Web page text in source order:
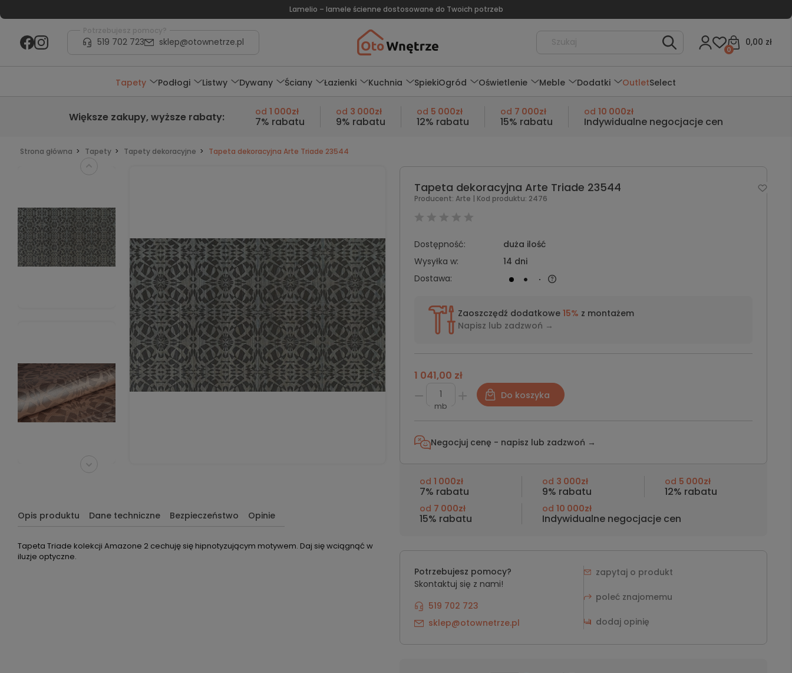
Lamelio – lamele ścienne dostosowane do Twoich potrzeb
Potrzebujesz pomocy?
519 702 723 sklep@otownetrze.pl 0,00 zł
0
Tapety Podłogi Listwy Dywany Ściany Łazienki Kuchnia SpiekiOgród Oświetlenie Meble Dodatki OutletSelect
Większe zakupy,wyższe rabaty: od 1 000zł
7% rabatu
od 3 000zł
9% rabatu
od 5 000zł
12% rabatu
od 7 000zł
15% rabatu
od 10 000zł
Indywidualne negocjacje cen
Strona główna Tapety Tapety dekoracyjne Tapeta dekoracyjna Arte Triade 23544
Opis produktu Dane techniczne Bezpieczeństwo Opinie
Tapeta Triade kolekcji Amazone 2 cechuję się hipnotyzującym motywem. Daj się wciągnąć w
iluzje optyczne.
Tapeta dekoracyjna Arte Triade 23544
Producent: Arte | Kod produktu: 2476
Dostępność:
duża ilość
Wysyłka w:
14 dni
Dostawa:
Zaoszczędź dodatkowe 15% z montażem
Napisz lub zadzwoń →
1 041,00 zł
mb
Do koszyka
Negocjuj cenę - napisz lub zadzwoń →
od 1 000zł
7% rabatu
od 3 000zł
9% rabatu
od 5 000zł
12% rabatu
od 7 000zł
15% rabatu
od10 000zł
Indywidualne negocjacje cen
Potrzebujesz pomocy?
Skontaktuj się z nami!
519 702 723
sklep@otownetrze.pl
zapytaj o produkt
poleć znajomemu
dodaj opinię